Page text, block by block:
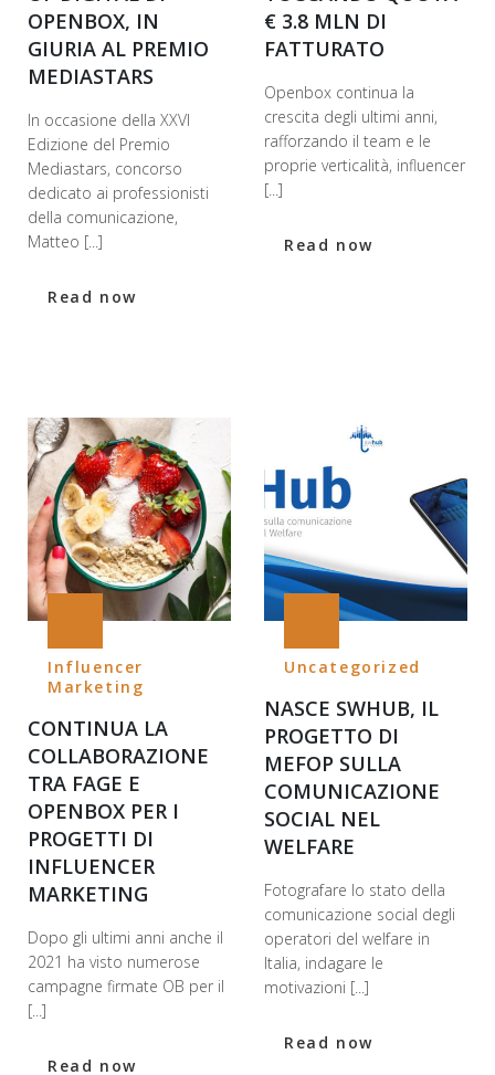
OPENBOX, IN
GIURIA AL PREMIO
MEDIASTARS
In occasione della XXVI
Edizione del Premio
Mediastars, concorso
dedicato ai professionisti
della comunicazione,
Matteo [...]
Read now
€ 3.8 MLN DI
FATTURATO
Openbox continua la
crescita degli ultimi anni,
rafforzando il team e le
proprie verticalità, influencer
[...]
Read now
Influencer
Marketing
CONTINUA LA
COLLABORAZIONE
TRA FAGE E
OPENBOX PER I
PROGETTI DI
INFLUENCER
MARKETING
Dopo gli ultimi anni anche il
2021 ha visto numerose
campagne firmate OB per il
[...]
Read now
Uncategorized
NASCE SWHUB, IL
PROGETTO DI
MEFOP SULLA
COMUNICAZIONE
SOCIAL NEL
WELFARE
Fotografare lo stato della
comunicazione social degli
operatori del welfare in
Italia, indagare le
motivazioni [...]
Read now